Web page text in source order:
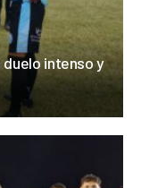
duelo intenso y